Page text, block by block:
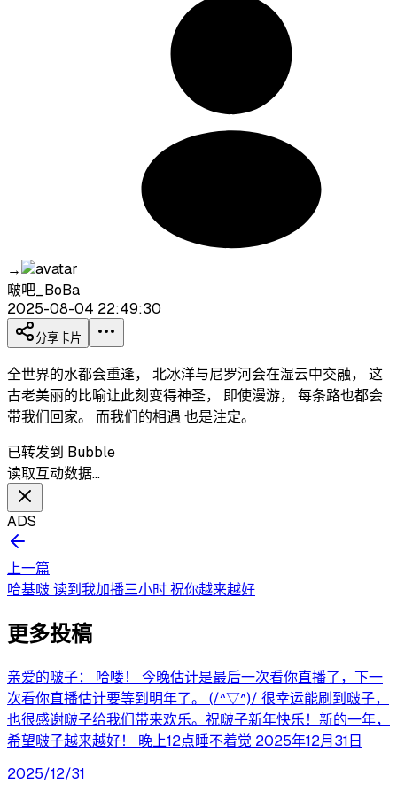
→
啵吧_BoBa
2025-08-04 22:49:30
分享卡片
全世界的水都会重逢， 北冰洋与尼罗河会在湿云中交融， 这
古老美丽的比喻让此刻变得神圣， 即使漫游， 每条路也都会
带我们回家。 而我们的相遇 也是注定。
已转发到 Bubble
读取互动数据…
ADS
上一篇
哈基啵 读到我加播三小时 祝你越来越好
更多投稿
亲爱的啵子： 哈喽！ 今晚估计是最后一次看你直播了，下一
次看你直播估计要等到明年了。 (/^▽^)/ 很幸运能刷到啵子，
也很感谢啵子给我们带来欢乐。祝啵子新年快乐！新的一年，
希望啵子越来越好！ 晚上12点睡不着觉 2025年12月31日
2025/12/31